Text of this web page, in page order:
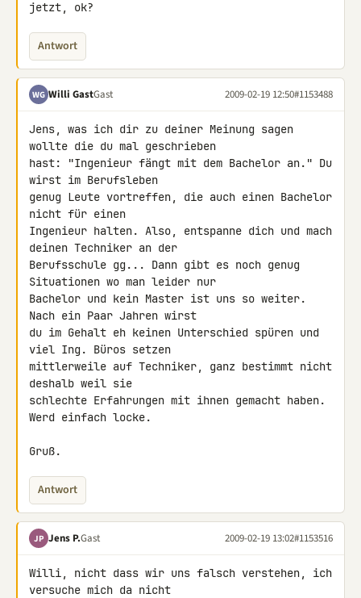
jetzt, ok?
Antwort
WG Willi GastGast 2009-02-19 12:50#1153488
Jens, was ich dir zu deiner Meinung sagen
wollte die du mal geschrieben
hast: "Ingenieur fängt mit dem Bachelor an." Du
wirst im Berufsleben
genug Leute vortreffen, die auch einen Bachelor
nicht für einen
Ingenieur halten. Also, entspanne dich und mach
deinen Techniker an der
Berufsschule gg... Dann gibt es noch genug
Situationen wo man leider nur
Bachelor und kein Master ist uns so weiter.
Nach ein Paar Jahren wirst
du im Gehalt eh keinen Unterschied spüren und
viel Ing. Büros setzen
mittlerweile auf Techniker, ganz bestimmt nicht
deshalb weil sie
schlechte Erfahrungen mit ihnen gemacht haben.
Werd einfach locke.
Gruß.
Antwort
JP Jens P.Gast 2009-02-19 13:02#1153516
Willi, nicht dass wir uns falsch verstehen, ich
versuche mich da nicht